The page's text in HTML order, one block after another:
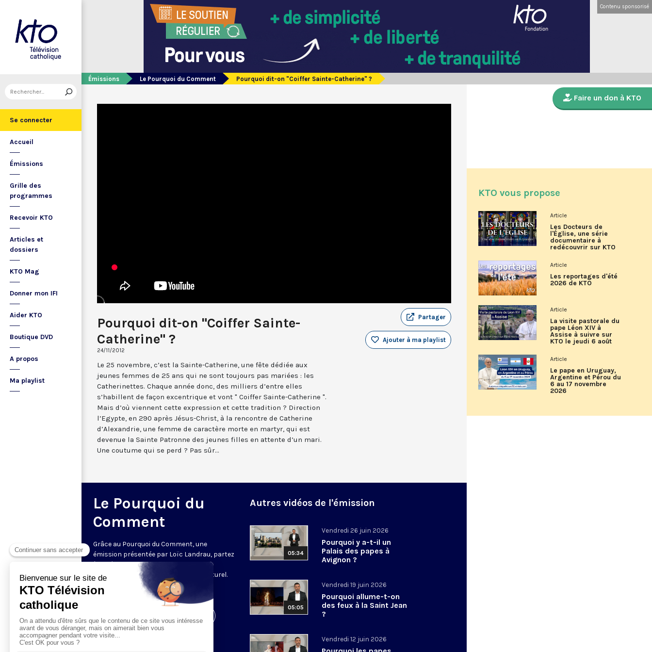
Se connecter
Accueil
Émissions
Grille des
programmes
Recevoir KTO
Articles et
dossiers
KTO Mag
Donner mon IFI
Aider KTO
Boutique DVD
A propos
Ma playlist
Contenu sponsorisé
Émissions Le Pourquoi du Comment Pourquoi dit-on "Coiffer Sainte-Catherine" ?
Pourquoi dit-on "Coiffer Sainte-
Catherine" ?
24/11/2012
Partager
Ajouter à ma playlist
Le 25 novembre, c’est la Sainte-Catherine, une fête dédiée aux
jeunes femmes de 25 ans qui ne sont toujours pas mariées : les
Catherinettes. Chaque année donc, des milliers d’entre elles
s’habillent de façon excentrique et vont " Coiffer Sainte-Catherine ".
Mais d’où viennent cette expression et cette tradition ? Direction
l’Egypte, en 290 après Jésus-Christ, à la rencontre de Catherine
d’Alexandrie, une femme de caractère morte en martyr, qui est
devenue la Sainte Patronne des jeunes filles en attente d’un mari.
Une coutume qui se perd ? Pas sûr...
Le Pourquoi du
Comment
Grâce au Pourquoi du Comment, une
émission présentée par Loïc Landrau, partez
à la découverte de l’origine de tous ces
éléments de notre environnement culturel.
Le vendredi soir à 21h30 ; 5 minutes.
Autres vidéos de l'émission
05:34
Vendredi 26 juin 2026
Pourquoi y a-t-il un
Palais des papes à
Avignon ?
05:05
Vendredi 19 juin 2026
Pourquoi allume-t-on
des feux à la Saint Jean
?
Vendredi 12 juin 2026
Faire un don à KTO
KTO vous propose
Article
Les Docteurs de
l'Église, une série
documentaire à
redécouvrir sur KTO
Article
Les reportages d'été
2026 de KTO
Article
La visite pastorale du
pape Léon XIV à
Assise à suivre sur
KTO le jeudi 6 août
Article
Le pape en Uruguay,
Argentine et Pérou du
6 au 17 novembre
2026